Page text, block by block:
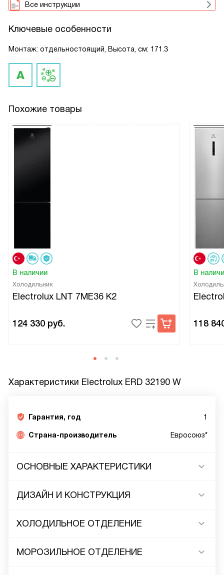
Все инструкции
Ключевые особенности
Монтаж: отдельностоящий, Высота, см: 171.3
Похожие товары
В наличии
Холодильник
Electrolux LNT 7ME36 K2
124 330 руб.
В
118
Характеристики Electrolux ERD 32190 W
Гарантия, год 1
Страна-производитель Евросоюз*
ОСНОВНЫЕ ХАРАКТЕРИСТИКИ
ДИЗАЙН И КОНСТРУКЦИЯ
ХОЛОДИЛЬНОЕ ОТДЕЛЕНИЕ
МОРОЗИЛЬНОЕ ОТДЕЛЕНИЕ